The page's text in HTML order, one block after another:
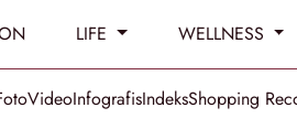
LIFE WELLNESS
VideoInfografisIndeksShopping